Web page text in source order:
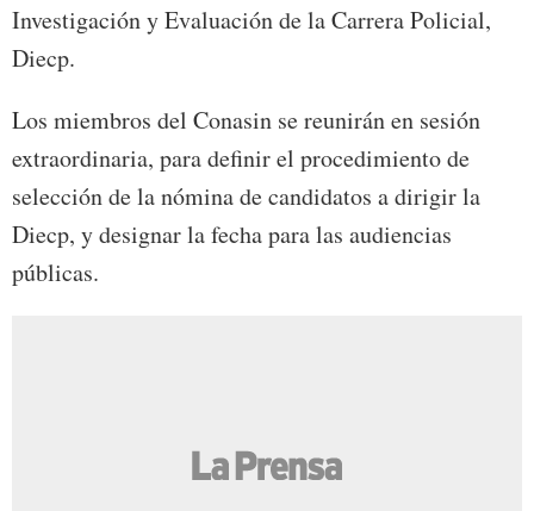
Investigación y Evaluación de la Carrera Policial,
Diecp.
Los miembros del Conasin se reunirán en sesión
extraordinaria, para definir el procedimiento de
selección de la nómina de candidatos a dirigir la
Diecp, y designar la fecha para las audiencias
públicas.